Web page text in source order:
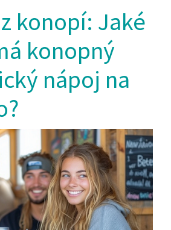
konopí: Jaké
konopný
nápoj na